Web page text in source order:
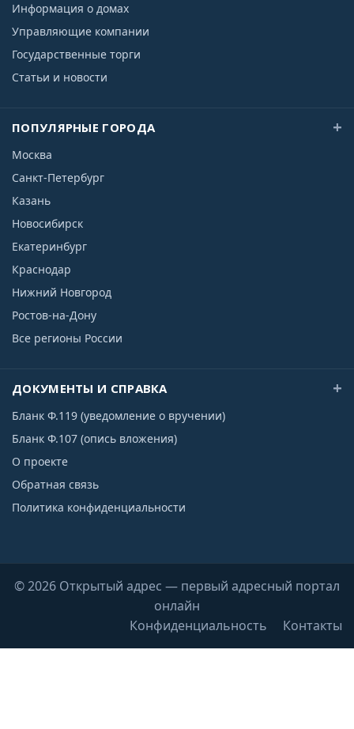
Информация о домах
Управляющие компании
Государственные торги
Статьи и новости
ПОПУЛЯРНЫЕ ГОРОДА
Москва
Санкт-Петербург
Казань
Новосибирск
Екатеринбург
Краснодар
Нижний Новгород
Ростов-на-Дону
Все регионы России
ДОКУМЕНТЫ И СПРАВКА
Бланк Ф.119 (уведомление о вручении)
Бланк Ф.107 (опись вложения)
О проекте
Обратная связь
Политика конфиденциальности
© 2026 Открытый адрес — первый адресный портал
онлайн
Конфиденциальность
Контакты